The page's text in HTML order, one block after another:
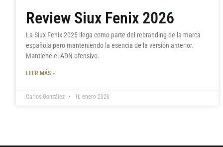
Review Siux Fenix 2026
La Siux Fenix 2025 llega como parte del rebranding de la marca
española pero manteniendo la esencia de la versión anterior.
Mantiene el ADN ofensivo.
LEER MÁS »
Carlos González 16 enero 2026